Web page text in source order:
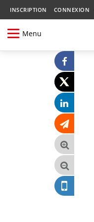
INSCRIPTION CONNEXION
Menu